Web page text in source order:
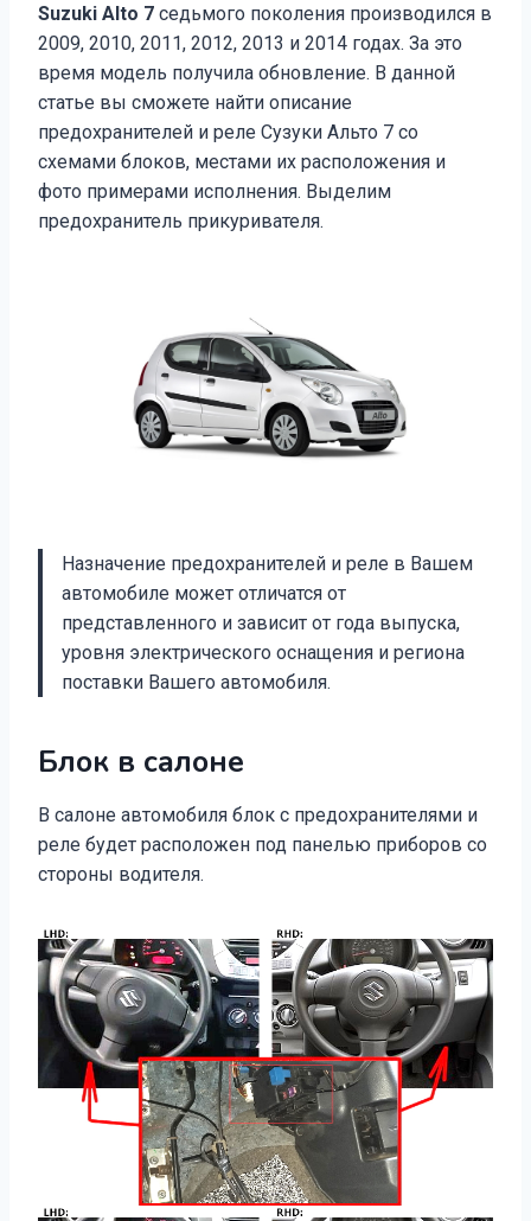
Suzuki Alto 7 седьмого поколения производился в
2009, 2010, 2011, 2012, 2013 и 2014 годах. За это
время модель получила обновление. В данной
статье вы сможете найти описание
предохранителей и реле Сузуки Альто 7 со
схемами блоков, местами их расположения и
фото примерами исполнения. Выделим
предохранитель прикуривателя.
Назначение предохранителей и реле в Вашем
автомобиле может отличатся от
представленного и зависит от года выпуска,
уровня электрического оснащения и региона
поставки Вашего автомобиля.
Блок в салоне
В салоне автомобиля блок с предохранителями и
реле будет расположен под панелью приборов со
стороны водителя.